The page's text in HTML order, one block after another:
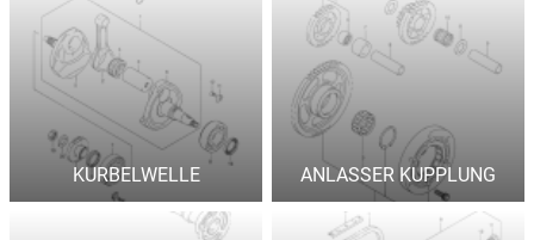
KURBELWELLE ANLASSER KUPPLUNG